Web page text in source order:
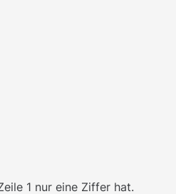
1 nur eine Ziffer hat.